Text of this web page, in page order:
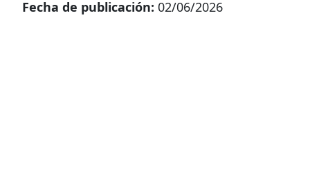
Fecha de publicación: 02/06/2026